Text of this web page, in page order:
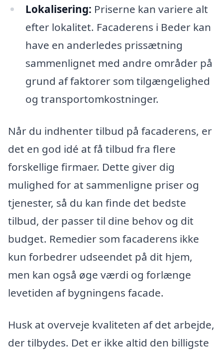
Lokalisering: Priserne kan variere alt
efter lokalitet. Facaderens i Beder kan
have en anderledes prissætning
sammenlignet med andre områder på
grund af faktorer som tilgængelighed
og transportomkostninger.
Når du indhenter tilbud på facaderens, er
det en god idé at få tilbud fra flere
forskellige firmaer. Dette giver dig
mulighed for at sammenligne priser og
tjenester, så du kan finde det bedste
tilbud, der passer til dine behov og dit
budget. Remedier som facaderens ikke
kun forbedrer udseendet på dit hjem,
men kan også øge værdi og forlænge
levetiden af bygningens facade.
Husk at overveje kvaliteten af det arbejde,
der tilbydes. Det er ikke altid den billigste